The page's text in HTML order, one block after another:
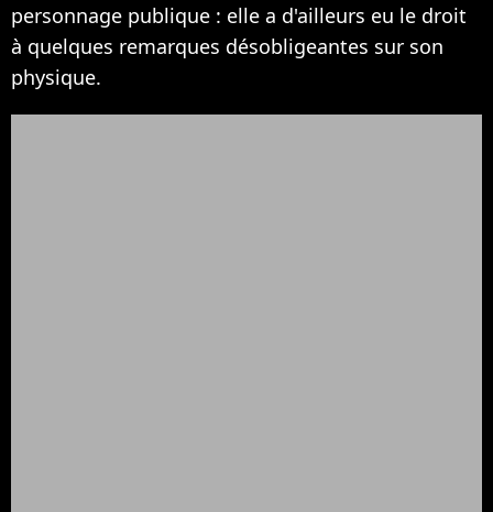
personnage publique : elle a d'ailleurs eu le droit
à quelques remarques désobligeantes sur son
physique.